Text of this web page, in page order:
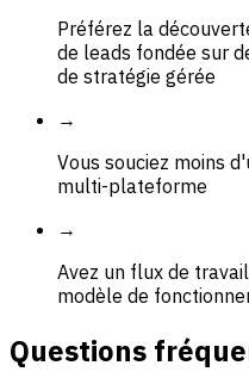
Préférez la
de leads fondée sur
de stratégie gérée
→
Vous souciez moins
multi-plateforme
→
Avez un flux de
modèle de
Questions